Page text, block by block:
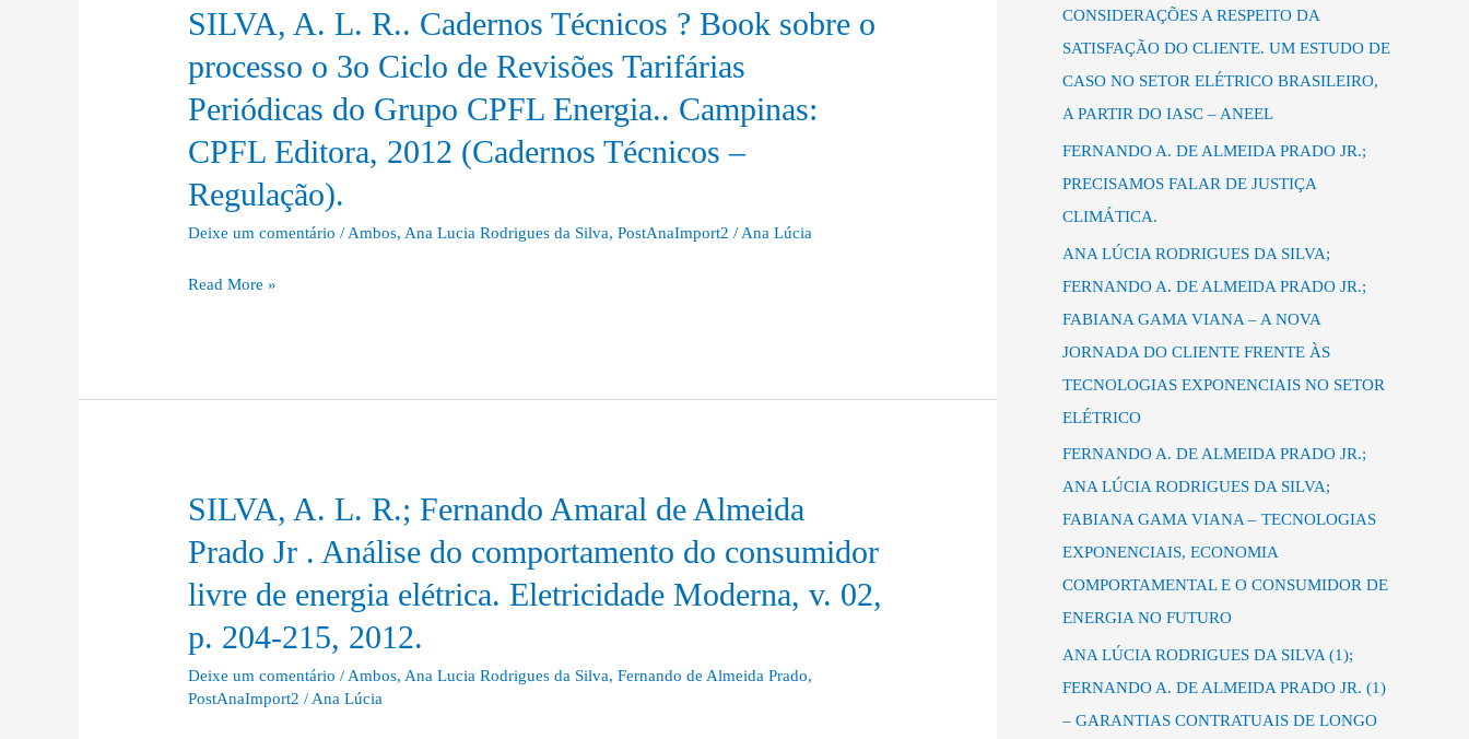
SILVA, A. L. R.. Cadernos Técnicos ? Book sobre o
processo o 3o Ciclo de Revisões Tarifárias
Periódicas do Grupo CPFL Energia.. Campinas:
CPFL Editora, 2012 (Cadernos Técnicos –
Regulação).
Deixe um comentário / Ambos, Ana Lucia Rodrigues da Silva,PostAnaImport2 / Ana Lúcia
SILVA,
L.
R..
Técnicos
?
sobre
Periódicas
Grupo
CPFL
Campinas:
CPFL
Editora,
Read More »
SILVA, A. L. R.; Fernando Amaral de Almeida
Prado Jr . Análise do comportamento do consumidor
livre de energia elétrica. Eletricidade Moderna, v. 02,
p. 204-215, 2012.
Deixe um comentário / Ambos, Ana Lucia Rodrigues da Silva,Fernando de Almeida Prado,
PostAnaImport2 / Ana Lúcia
SILVA,
L.
R.;
Amaral
de
Almeida
s
a
r
p
CONSIDERAÇÕES A RESPEITO DA
SATISFAÇÃO DO CLIENTE. UM ESTUDO DE
CASO NO SETOR ELÉTRICO BRASILEIRO,
A PARTIR DO IASC – ANEEL
FERNANDO A. DE ALMEIDA PRADO JR.;
PRECISAMOS FALAR DE JUSTIÇA
CLIMÁTICA.
ANA LÚCIA RODRIGUES DA SILVA;
FERNANDO A. DE ALMEIDA PRADO JR.;
FABIANA GAMA VIANA – A NOVA
JORNADA DO CLIENTE FRENTE ÀS
TECNOLOGIAS EXPONENCIAIS NO SETOR
ELÉTRICO
FERNANDO A. DE ALMEIDA PRADO JR.;
ANA LÚCIA RODRIGUES DA SILVA;
FABIANA GAMA VIANA – TECNOLOGIAS
EXPONENCIAIS, ECONOMIA
COMPORTAMENTAL E O CONSUMIDOR DE
ENERGIA NO FUTURO
ANA LÚCIA RODRIGUES DA SILVA (1);
FERNANDO A. DE ALMEIDA PRADO JR. (1)
– GARANTIAS CONTRATUAIS DE LONGO